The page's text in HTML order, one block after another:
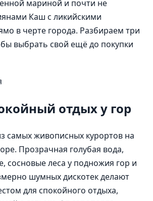
мариной и почти не
Каш с ликийскими
в черте города. Разбираем три
выбрать свой ещё до покупки
отдых у гор
самых живописных курортов на
Прозрачная голубая вода,
сосновые леса у подножия гор и
шумных дискотек делают
для спокойного отдыха,